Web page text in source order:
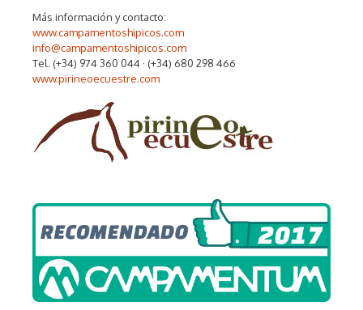
Más información y contacto:
www.campamentoshipicos.com
info@campamentoshipicos.com
Tel. (+34) 974 360 044 · (+34) 680 298 466
www.pirineoecuestre.com